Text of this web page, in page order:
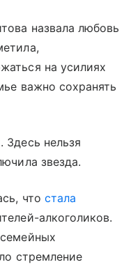
назвала любовь
на усилиях
важно сохранять
нельзя
звезда.
что стала
алкоголиков.
стремление